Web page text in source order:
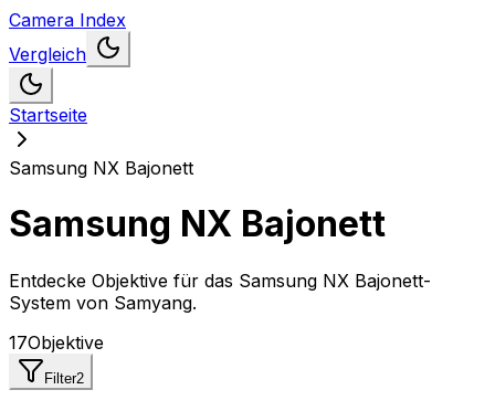
Camera Index
Vergleich
Startseite
Samsung NX Bajonett
Samsung NX Bajonett
Entdecke Objektive für das Samsung NX Bajonett-
System von Samyang.
17Objektive
Filter2